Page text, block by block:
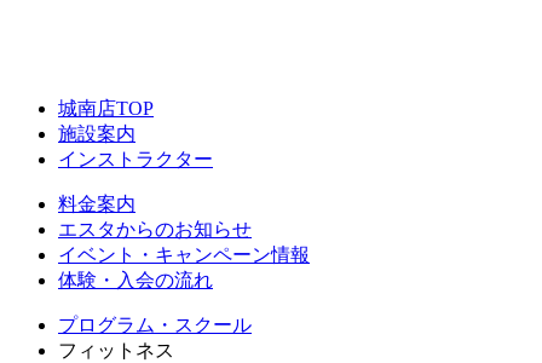
城南店TOP
施設案内
インストラクター
料金案内
エスタからのお知らせ
イベント・キャンペーン情報
体験・入会の流れ
プログラム・スクール
フィットネス